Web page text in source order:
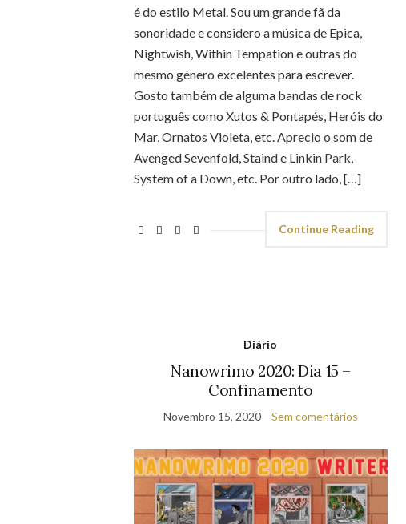
é do estilo Metal. Sou um grande fã da
sonoridade e considero a música de Epica,
Nightwish, Within Tempation e outras do
mesmo género excelentes para escrever.
Gosto também de alguma bandas de rock
português como Xutos & Pontapés, Heróis do
Mar, Ornatos Violeta, etc. Aprecio o som de
Avenged Sevenfold, Staind e Linkin Park,
System of a Down, etc. Por outro lado, […]
Continue Reading
Diário
Nanowrimo 2020: Dia 15 –
Confinamento
Novembro 15, 2020 Sem comentários